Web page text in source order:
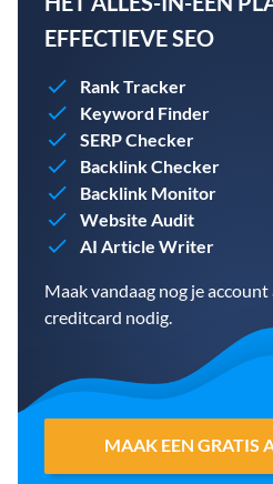
EFFECTIEVE SEO
Rank Tracker
Keyword Finder
SERP Checker
Backlink Checker
Backlink Monitor
Website Audit
AI Article Writer
Maak vandaag nog je account
creditcard nodig.
MAAK EEN GRATIS